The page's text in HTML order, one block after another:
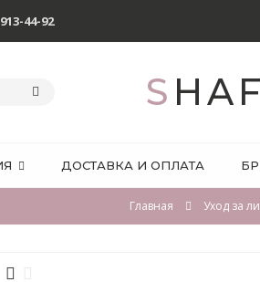
44-92
ДОСТАВКА И ОПЛАТА
Главная Уход за